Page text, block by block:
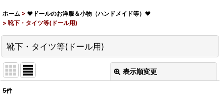
ホーム > ♥ドールのお洋服＆小物（ハンドメイド等）♥
> 靴下・タイツ等(ドール用)
靴下・タイツ等(ドール用)
表示順変更
5件